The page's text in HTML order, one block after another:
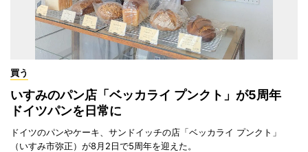
買う
いすみのパン店「ベッカライ プンクト」が5周年
ドイツパンを日常に
ドイツのパンやケーキ、サンドイッチの店「ベッカライ プンクト」
（いすみ市弥正）が8月2日で5周年を迎えた。